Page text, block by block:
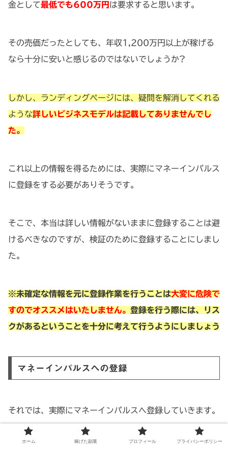
金として最低でも600万円 は要求すると思います。
その売価だったとしても、年収1,200万円以上が稼げる
なら十分に安いと感じるのではないでしょうか?
しかし、ランディングページには、疑問を解消してくれる
ような詳しいビジネスモデルは記載してありませんでし
た。
これ以上の情報を得るためには、実際にマネーインパルス
に登録をする必要がありそうです。
そこで、本当は詳しい情報がないままに登録することは避
けるべきなのですが、検証のために登録することにしまし
た。
※未確定な情報を元に登録作業を行うことは大変に危険で
すのでオススメはいたしません。 登録を行う際には、リス
クがあるということを十分に考えて行うようにしましょう
マネーインパルスへの登録
それでは、実際にマネーインパルスへ登録していきます。
ホーム 稼げた副業 プロフィール プライバシーポリシー